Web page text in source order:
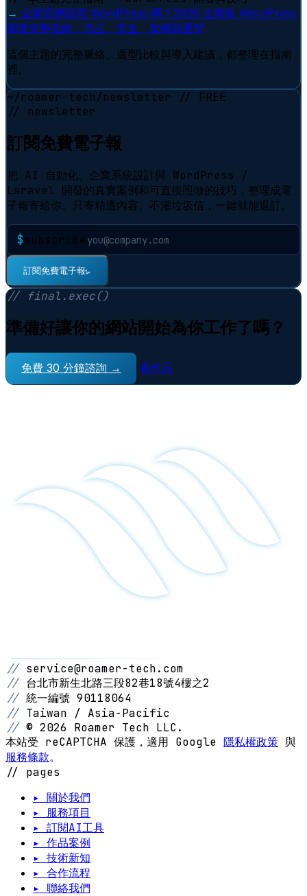
→ 企業官網該用 WordPress 嗎？2026 企業級 WordPress
開發完整指南：市占、安全、架構與選型
這個主題的完整脈絡、選型比較與導入建議，都整理在指南
裡。
~/roamer-tech/newsletter
// FREE
// newsletter
訂閱免費電子報
把 AI 自動化、企業系統設計與 WordPress /
Laravel 開發的真實案例和可直接照做的技巧，整理成電
子報寄給你。只寄精選內容、不灌垃圾信，一鍵就能退訂。
$subscribe
訂閱免費電子報⠋
// final.exec()
準備好讓你的網站開始為你工作了嗎？
免費 30 分鐘諮詢 → 看作品
// service@roamer-tech.com
// 台北市新生北路三段82巷18號4樓之2
// 統一編號 90118064
// Taiwan / Asia-Pacific
// © 2026 Roamer Tech LLC.
本站受 reCAPTCHA 保護，適用 Google 隱私權政策 與
服務條款。
// pages
▸ 關於我們
▸ 服務項目
▸ 訂閱AI工具
▸ 作品案例
▸ 技術新知
▸ 合作流程
▸ 聯絡我們